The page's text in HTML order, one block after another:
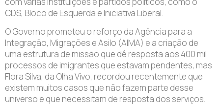
CDS, Bloco de Esquerda e Iniciativa Liberal.
O Governo prometeu o reforço da Agência para a
Integração, Migrações e Asilo (AIMA) e a criação de
uma estrutura de missão que dê resposta aos 400 mil
processos de imigrantes que estavam pendentes, mas
Flora Silva, da Olha Vivo, recordou recentemente que
existem muitos casos que não fazem parte desse
universo e que necessitam de resposta dos serviços.